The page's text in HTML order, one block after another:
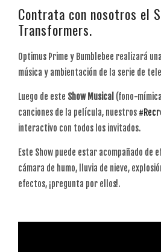
Contrata con nosotros el
Transformers.
Optimus Prime y Bumblebee realizará
música y ambientación de la serie de
Luego de este Show Musical (fono-
canciones de la película, nuestros
interactivo con todos los invitados.
Este Show puede estar acompañado de
cámara de humo, lluvia de nieve,
efectos, ¡pregunta por ellos!.